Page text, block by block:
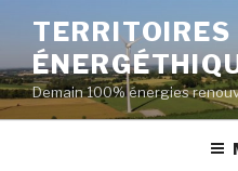
contenu
principal
TERRITOIRES
Demain 100% énergies